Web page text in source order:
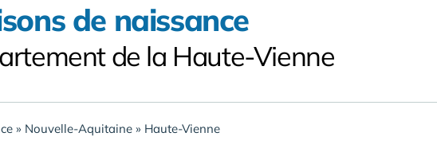
de naissance
de la Haute-Vienne
» Nouvelle-Aquitaine » Haute-Vienne